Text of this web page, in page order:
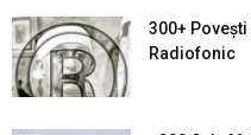
300+
Radiofonic